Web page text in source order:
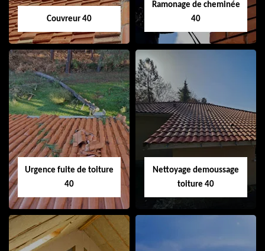
Couvreur 40
Couvreur 40
Ramonage de cheminée
40
Ramonage de
cheminée 40
Urgence fuite de toiture
40
Nettoyage demoussage
toiture 40